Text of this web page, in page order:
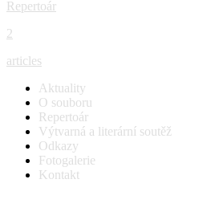
Repertoár
2
articles
Aktuality
O souboru
Repertoár
Výtvarná a literární soutěž
Odkazy
Fotogalerie
Kontakt